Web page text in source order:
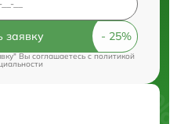
заявку
Вы соглашаетесь cполитикой